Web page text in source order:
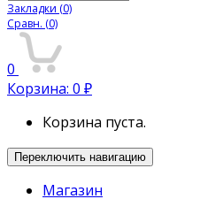
Закладки (0)
Сравн. (0)
0
Корзина: 0 ₽
Корзина пуста.
Переключить навигацию
Магазин